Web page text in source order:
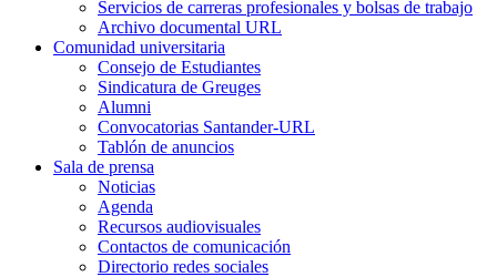
Servicios de carreras profesionales y bolsas de trabajo
Archivo documental URL
Comunidad universitaria
Consejo de Estudiantes
Sindicatura de Greuges
Alumni
Convocatorias Santander-URL
Tablón de anuncios
Sala de prensa
Noticias
Agenda
Recursos audiovisuales
Contactos de comunicación
Directorio redes sociales